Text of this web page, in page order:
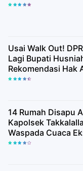
Usai Walk Out!
Lagi Bupati
Rekomendasi Hak
14 Rumah Disapu
Kapolsek
Waspada Cuaca